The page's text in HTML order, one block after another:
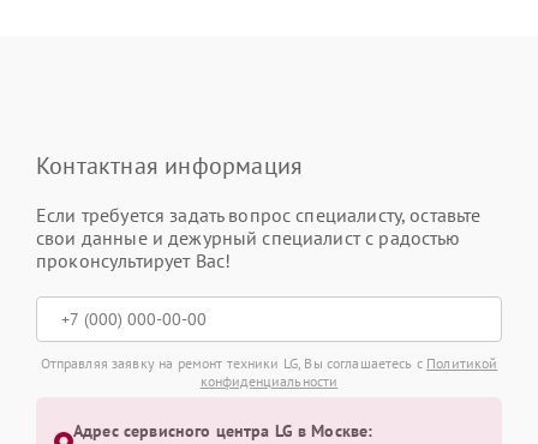
Контактная информация
Если требуется задать вопрос специалисту, оставьте
свои данные и дежурный специалист с радостью
проконсультирует Вас!
Отправляя заявку на ремонт техники LG, Вы соглашаетесь с Политикой
конфиденциальности
Адрес сервисного центра LG в Москве: